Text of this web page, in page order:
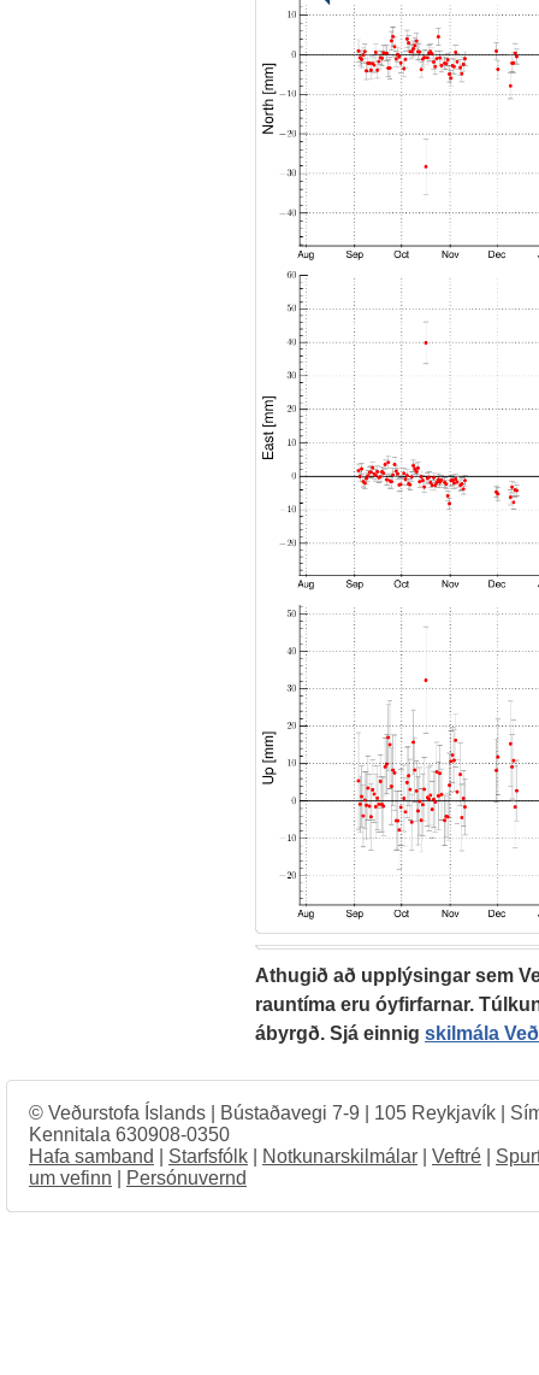
Athugið að upplýsingar sem
rauntíma eru óyfirfarnar.
ábyrgð. Sjá einnig skilmála
© Veðurstofa Íslands | Bústaðavegi 7-9 | 105 Reykjavík |
Kennitala 630908-0350
Hafa samband
Starfsfólk Notkunarskilmálar Veftré
um vefinn
Persónuvernd